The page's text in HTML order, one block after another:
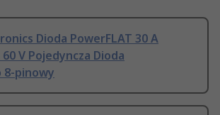
Dioda PowerFLAT 30 A
V Pojedyncza Dioda
pinowy